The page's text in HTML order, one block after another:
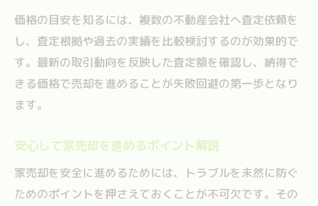
価格の目安を知るには、複数の不動産会社へ査定依頼を
し、査定根拠や過去の実績を比較検討するのが効果的で
す。最新の取引動向を反映した査定額を確認し、納得で
きる価格で売却を進めることが失敗回避の第一歩となり
ます。
安心して家売却を進めるポイント解説
家売却を安全に進めるためには、トラブルを未然に防ぐ
ためのポイントを押さえておくことが不可欠です。その